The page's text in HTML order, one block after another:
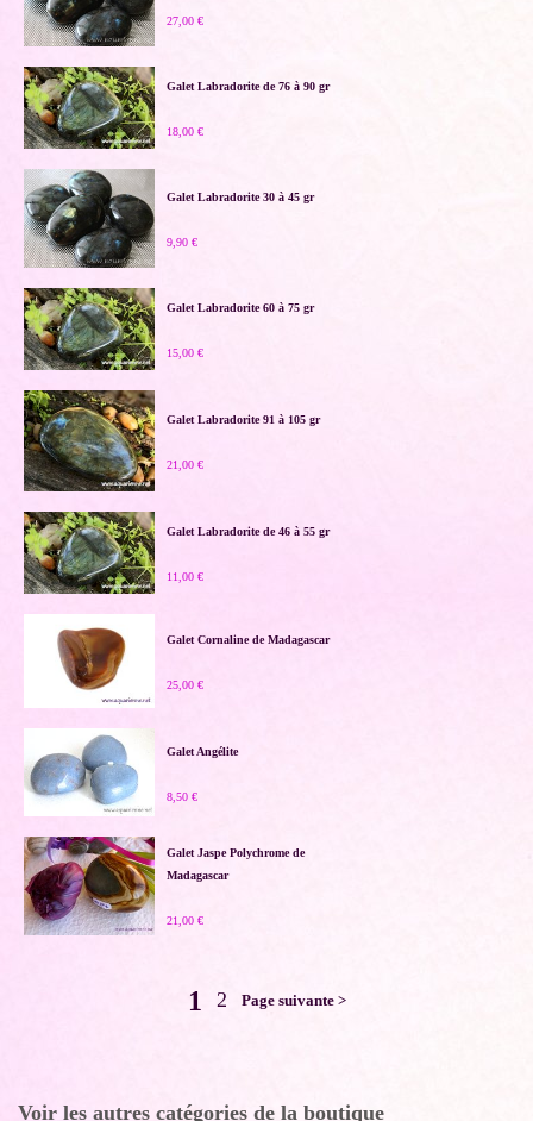
27,00 €
Galet Labradorite de 76 à 90 gr
18,00 €
Galet Labradorite 30 à 45 gr
9,90 €
Galet Labradorite 60 à 75 gr
15,00 €
Galet Labradorite 91 à 105 gr
21,00 €
Galet Labradorite de 46 à 55 gr
11,00 €
Galet Cornaline de Madagascar
25,00 €
Galet Angélite
8,50 €
Galet Jaspe Polychrome de
Madagascar
21,00 €
1 2 Page suivante >
Voir les autres catégories de la boutique